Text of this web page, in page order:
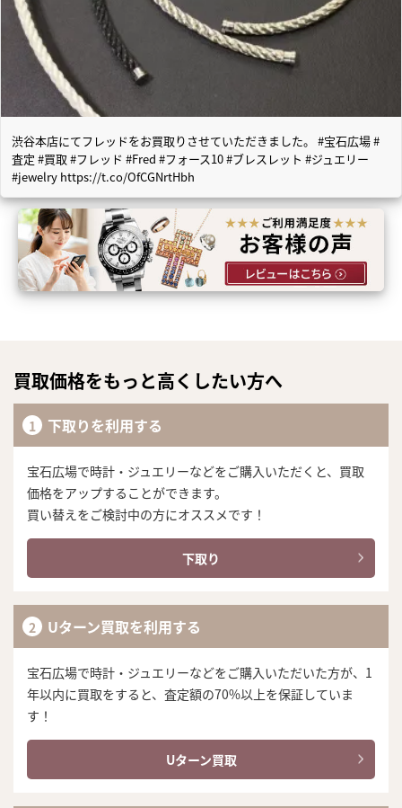
渋谷本店にてフレッドをお買取りさせていただきました。 #宝石広場 #
査定 #買取 #フレッド #Fred #フォース10 #ブレスレット #ジュエリー
#jewelry https://t.co/OfCGNrtHbh
買取価格をもっと高くしたい方へ
下取りを利用する
宝石広場で時計・ジュエリーなどをご購入いただくと、買取
価格をアップすることができます。
買い替えをご検討中の方にオススメです！
下取り
Uターン買取を利用する
宝石広場で時計・ジュエリーなどをご購入いただいた方が、1
年以内に買取をすると、査定額の70%以上を保証していま
す！
Uターン買取